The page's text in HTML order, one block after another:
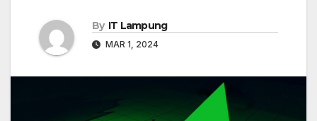
By IT Lampung
MAR 1, 2024